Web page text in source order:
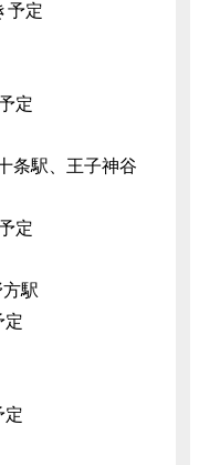
予定
定
条駅、王子神谷
定
駅
定
定